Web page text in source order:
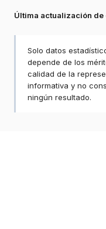
Última actualización de
Solo datos
depende de los
calidad de la
informativa y no
ningún resultado.